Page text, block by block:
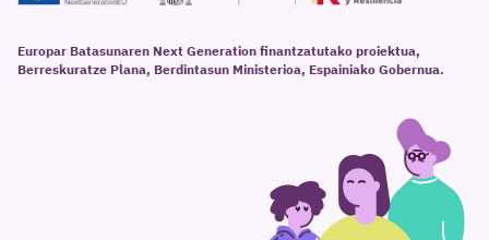
Europar Batasunaren Next Generation finantzatutako proiektua,
Berreskuratze Plana, Berdintasun Ministerioa, Espainiako Gobernua.